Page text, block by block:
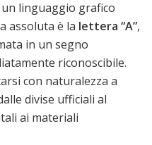
un linguaggio grafico
assoluta è la lettera “A”,
in un segno
riconoscibile.
con naturalezza a
divise ufficiali al
ai materiali